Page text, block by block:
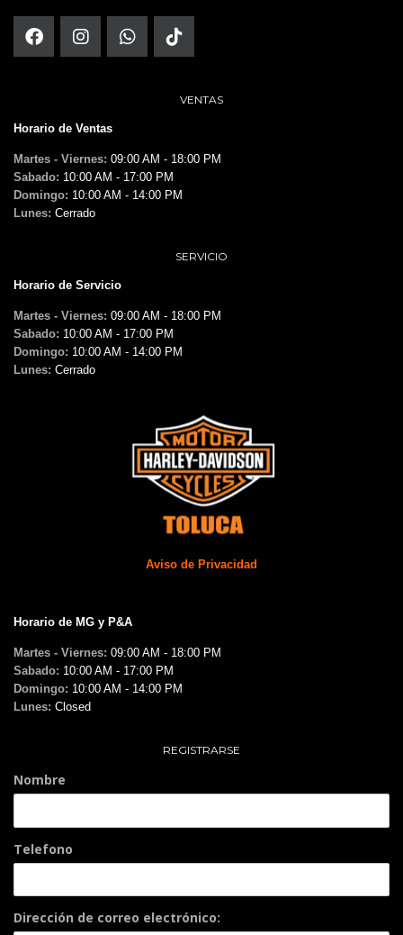
VENTAS
Horario de Ventas
Martes - Viernes: 09:00 AM - 18:00 PM
Sabado: 10:00 AM - 17:00 PM
Domingo: 10:00 AM - 14:00 PM
Lunes: Cerrado
SERVICIO
Horario de Servicio
Martes - Viernes: 09:00 AM - 18:00 PM
Sabado: 10:00 AM - 17:00 PM
Domingo: 10:00 AM - 14:00 PM
Lunes: Cerrado
Aviso de Privacidad
Horario de MG y P&A
Martes - Viernes: 09:00 AM - 18:00 PM
Sabado: 10:00 AM - 17:00 PM
Domingo: 10:00 AM - 14:00 PM
Lunes: Closed
REGISTRARSE
Nombre
Telefono
Dirección de correo electrónico: